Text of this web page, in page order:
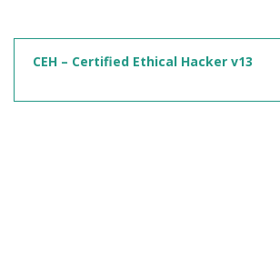
CEH – Certified Ethical Hacker v13